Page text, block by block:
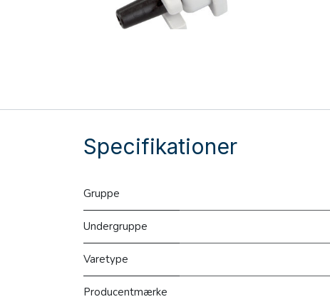
Specifikationer
Gruppe
Undergruppe
Varetype
Producentmærke